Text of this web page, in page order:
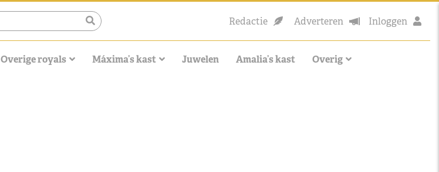
Redactie Adverteren Inloggen
Overige royals Máxima’s kast Juwelen Amalia’s kast Overig